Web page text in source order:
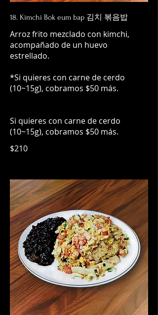
18. Kimchi Bok eum bap 김치 볶음밥
Arroz frito mezclado con kimchi,
acompañado de un huevo
estrellado.
*Si quieres con carne de cerdo
(10~15g), cobramos $50 más.
Si quieres con carne de cerdo
(10~15g), cobramos $50 más.
$210